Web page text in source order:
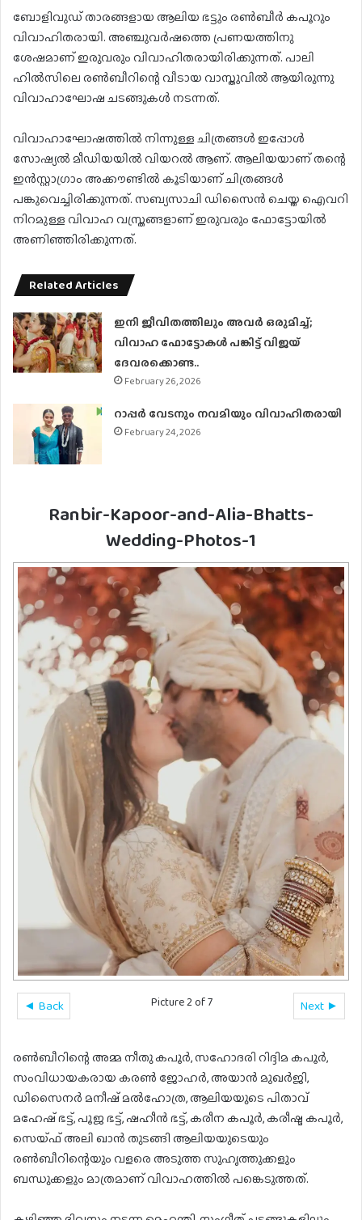
ബോളിവുഡ് താരങ്ങളായ ആലിയ ഭട്ടും രണ്‍ബീര്‍ കപൂറും
വിവാഹിതരായി. അഞ്ചുവര്‍ഷത്തെ പ്രണയത്തിനു
ശേഷമാണ് ഇരുവരും വിവാഹിതരായിരിക്കുന്നത്. പാലി
ഹില്‍സിലെ രണ്‍ബീറിന്റെ വീടായ വാസ്തുവില്‍ ആയിരുന്നു
വിവാഹാഘോഷ ചടങ്ങുകള്‍ നടന്നത്.
വിവാഹാഘോഷത്തില്‍ നിന്നുള്ള ചിത്രങ്ങൾ ഇപ്പോൾ
സോഷ്യല്‍ മീഡിയയില്‍ വിയറൽ ആണ്. ആലിയയാണ് തന്റെ
ഇൻസ്റ്റാഗ്രാം അക്കൗണ്ടിൽ കൂടിയാണ് ചിത്രങ്ങള്‍
പങ്കുവെച്ചിരിക്കുന്നത്. സബ്യസാചി ഡിസൈന്‍ ചെയ്ത ഐവറി
നിറമുള്ള വിവാഹ വസ്ത്രങ്ങളാണ് ഇരുവരും ഫോട്ടോയിൽ
അണിഞ്ഞിരിക്കുന്നത്.
Related Articles
ഇനി ജീവിതത്തിലും അവർ ഒരുമിച്ച്;
വിവാഹ ഫോട്ടോകൾ പങ്കിട്ട് വിജയ്
ദേവരക്കൊണ്ട..
February 26, 2026
റാപ്പർ വേടനും നവമിയും വിവാഹിതരായി
February 24, 2026
Ranbir-Kapoor-and-Alia-Bhatts-
Wedding-Photos-1
◄ Back Next ►
Picture 2 of 7
രണ്‍ബീറിന്റെ അമ്മ നീതു കപൂര്‍, സഹോദരി റിദ്ദിമ കപൂര്‍,
സംവിധായകരായ കരണ്‍ ജോഹര്‍, അയാന്‍ മുഖര്‍ജി,
ഡിസൈനര്‍ മനീഷ് മല്‍ഹോത്ര, ആലിയയുടെ പിതാവ്
മഹേഷ് ഭട്ട്, പൂജ ഭട്ട്, ഷഹീന്‍ ഭട്ട്, കരീന കപൂര്‍, കരീഷ്മ കപൂര്‍,
സെയ്ഫ് അലി ഖാന്‍ തുടങ്ങി ആലിയയുടെയും
രണ്‍ബീറിന്റെയും വളരെ അടുത്ത സുഹൃത്തുക്കളും
ബന്ധുക്കളും മാത്രമാണ് വിവാഹത്തില്‍ പങ്കെടുത്തത്.